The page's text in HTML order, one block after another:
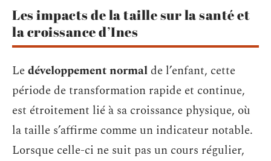
Les impacts de la taille sur la santé et
la croissance d’Ines
Ledéveloppement normalde l’enfant, cette
période de transformation rapide et continue,
est étroitement lié à sa croissance physique, où
la taille s’affirme comme un indicateur notable.
Lorsque celle-ci ne suit pas un cours régulier,